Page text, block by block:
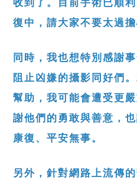
收到了。目前手術已順
復中，請大家不要太過擔
同時，我也想特別感謝
阻止凶嫌的攝影同好們
幫助，我可能會遭受更
謝他們的勇敢與善意，
康復、平安無事。
另外，針對網路上流傳